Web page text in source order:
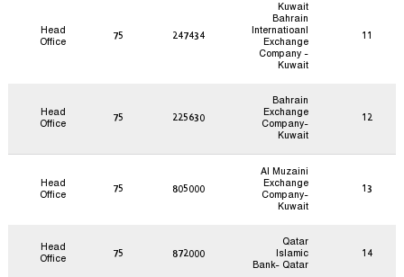
11
Kuwait
Bahrain
Internatioanl
Exchange
Company -
Kuwait
247434
75
Head
Office
12
Bahrain
Exchange
Company-
Kuwait
225630
75
Head
Office
13
Al Muzaini
Exchange
Company-
Kuwait
805000
75
Head
Office
14
Qatar
Islamic
Bank- Qatar
872000
75
Head
Office